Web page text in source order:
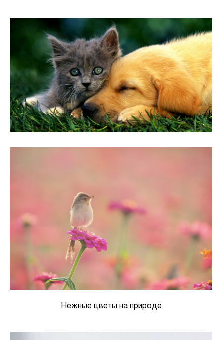
Нежные цветы на природе